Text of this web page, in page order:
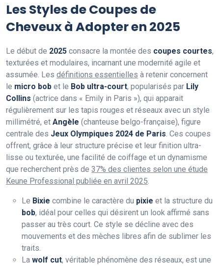
Les Styles de Coupes de
Cheveux à Adopter en 2025
Le début de 2025 consacre la montée des coupes courtes,
texturées et modulaires, incarnant une modernité agile et
assumée. Les définitions essentielles à retenir concernent
le micro bob et le Bob ultra-court, popularisés par Lily
Collins (actrice dans « Emily in Paris »), qui apparait
régulièrement sur les tapis rouges et réseaux avec un style
millimétré, et Angèle (chanteuse belgo-française), figure
centrale des Jeux Olympiques 2024 de Paris . Ces coupes
offrent, grâce à leur structure précise et leur finition ultra-
lisse ou texturée, une facilité de coiffage et un dynamisme
que recherchent près de 37% des clientes selon une étude
Keune Professional publiée en avril 2025
Le Bixie combine le caractère du pixie et la structure du
bob, idéal pour celles qui désirent un look affirmé sans
passer au très court. Ce style se décline avec des
mouvements et des mèches libres afin de sublimer les
traits.
La wolf cut, véritable phénomène des réseaux, est une